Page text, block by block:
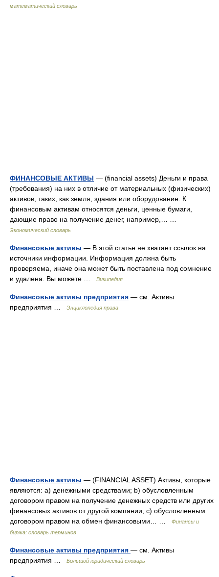
математический словарь
ФИНАНСОВЫЕ АКТИВЫ — (financial assets) Деньги и права
(требования) на них в отличие от материальных (физических)
активов, таких, как земля, здания или оборудование. К
финансовым активам относятся деньги, ценные бумаги,
дающие право на получение денег, например,… …
Экономический словарь
Финансовые активы — В этой статье не хватает ссылок на
источники информации. Информация должна быть
проверяема, иначе она может быть поставлена под сомнение
и удалена. Вы можете …
Википедия
Финансовые активы предприятия — см. Активы
предприятия …
Энциклопедия права
Финансовые активы — (FINANCIAL ASSET) Активы, которые
являются: a) денежными средствами; b) обусловленным
договором правом на получение денежных средств или других
финансовых активов от другой компании; c) обусловленным
договором правом на обмен финансовыми… …
Финансы и
биржа: словарь терминов
Финансовые активы предприятия — см. Активы
предприятия …
Большой юридический словарь